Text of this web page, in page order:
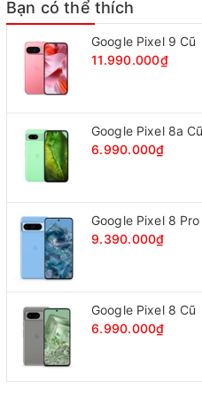
thật sự rít và bám chắc trong
Cụm camera được thiết kế đơn
dưới nắp lưng. Nếu so với các
mặt lưng của Z10 đơn giản và
Bạn có thể thích
Google Pixel 9 Cũ
11.990.000₫
Google Pixel 8a Cũ
6.990.000₫
Google Pixel 8 Pro
9.390.000₫
Google Pixel 8 Cũ
6.990.000₫